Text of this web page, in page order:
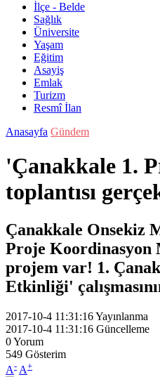
İlçe - Belde
Sağlık
Üniversite
Yaşam
Eğitim
Asayiş
Emlak
Turizm
Resmî İlan
Anasayfa Gündem
'Çanakkale 1.
toplantısı
Çanakkale Onsekiz
Proje
projem var! 1.
Etkinliği'
2017-10-4 11:31:16Yayınlanma
2017-10-4 11:31:16 Güncelleme
0Yorum
549 Gösterim
A- A+